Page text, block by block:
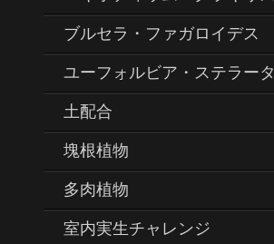
ブルセラ・ファガロイデス
ユーフォルビア・ステラータ
土配合
塊根植物
多肉植物
室内実生チャレンジ